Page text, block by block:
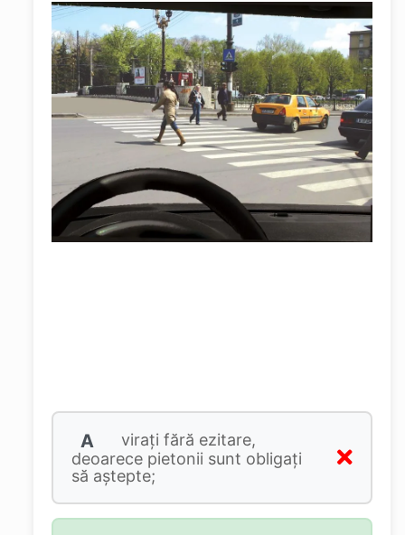
A
viraţi fără ezitare,
deoarece pietonii sunt obligaţi
să aştepte;